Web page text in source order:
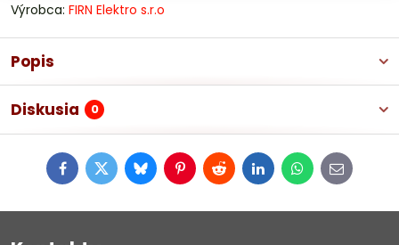
Výrobca: FIRN Elektro s.r.o
Popis
Diskusia 0
FacebookTwitterBlueskyPinterestRedditLinkedInWhatsApp
E-
mail